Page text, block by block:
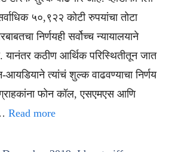
५०,९२२ कोटी रुपयांचा तोटा
निर्णयही सर्वोच्च न्यायालयाने
यानंतर कठीण आर्थिक परिस्थितीतून जात
आयडियाने त्यांचं शुल्क वाढवण्याचा निर्णय
फोन कॉल, एसएमएस आणि
Read more